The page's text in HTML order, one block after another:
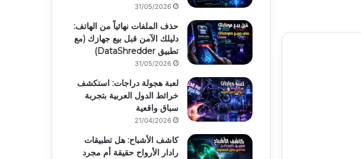
31/05/2026
حذف الملفات نهائياً من الهاتف:
دليلك الآمن قبل بيع جهازك (مع
تطبيق DataShredder)
31/05/2026
لعبة هجولة دراجات: استكشف
خرائط الدول العربية بتجربة
سباق واقعية
21/04/2026
كاشف الأشباح: هل تطبيقات
رادار الأرواح حقيقة أم مجرد